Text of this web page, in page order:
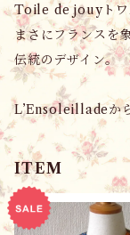
Toile de jouyトワ
まさにフランスを
伝統のデザイン。
L’Ensoleilladeか
ITEM